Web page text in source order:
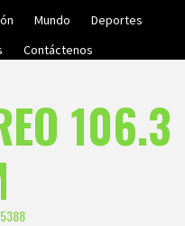
Mundo
Deportes
Contáctenos
106.3